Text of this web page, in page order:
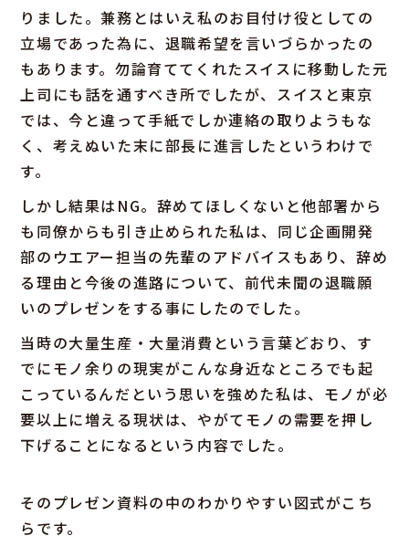
りました。兼務とはいえ私のお目付け役としての
立場であった為に、退職希望を言いづらかったの
もあります。勿論育ててくれたスイスに移動した元
上司にも話を通すべき所でしたが、スイスと東京
では、今と違って手紙でしか連絡の取りようもな
く、考えぬいた末に部長に進言したというわけで
す。
しかし結果はNG。辞めてほしくないと他部署から
も同僚からも引き止められた私は、同じ企画開発
部のウエアー担当の先輩のアドバイスもあり、辞め
る理由と今後の進路について、前代未聞の退職願
いのプレゼンをする事にしたのでした。
当時の大量生産・大量消費という言葉どおり、す
でにモノ余りの現実がこんな身近なところでも起
こっているんだという思いを強めた私は、モノが必
要以上に増える現状は、やがてモノの需要を押し
下げることになるという内容でした。
そのプレゼン資料の中のわかりやすい図式がこち
らです。